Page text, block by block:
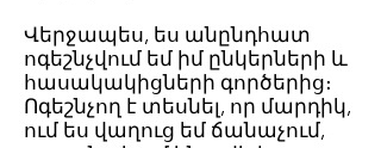
Վերջապես, ես անընդհատ
ոգեշնչվում եմ իմ ընկերների և
հասակակիցների գործերից։
Ոգեշնչող է տեսնել, որ մարդիկ,
ում ես վաղուց եմ ճանաչում,